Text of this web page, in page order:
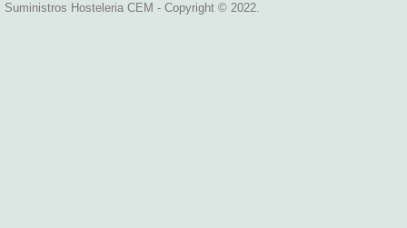
Suministros Hosteleria CEM - Copyright © 2022.